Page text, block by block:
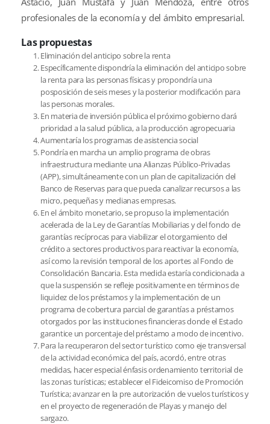
profesionales de la economía y del ámbito empresarial.
Las propuestas
Eliminación del anticipo sobre la renta
Específicamente dispondría la eliminación del anticipo sobre
la renta para las personas físicas y propondría una
posposición de seis meses y la posterior modificación para
las personas morales.
En materia de inversión pública el próximo gobierno dará
prioridad a la salud pública, a la producción agropecuaria
Aumentaría los programas de asistencia social
Pondría en marcha un amplio programa de obras
infraestructura mediante una Alianzas Público-Privadas
(APP), simultáneamente con un plan de capitalización del
Banco de Reservas para que pueda canalizar recursos a las
micro, pequeñas y medianas empresas.
En el ámbito monetario, se propuso la implementación
acelerada de la Ley de Garantías Mobiliarias y del fondo de
garantías recíprocas para viabilizar el otorgamiento del
crédito a sectores productivos para reactivar la economía,
así como la revisión temporal de los aportes al Fondo de
Consolidación Bancaria. Esta medida estaría condicionada a
que la suspensión se refleje positivamente en términos de
liquidez de los préstamos y la implementación de un
programa de cobertura parcial de garantías a préstamos
otorgados por las instituciones financieras donde el Estado
garantice un porcentaje del préstamo a modo de incentivo.
Para la recuperaron del sector turístico como eje transversal
de la actividad económica del país, acordó, entre otras
medidas, hacer especial énfasis ordenamiento territorial de
las zonas turísticas; establecer el Fideicomiso de Promoción
Turística; avanzar en la pre autorización de vuelos turísticos y
en el proyecto de regeneración de Playas y manejo del
sargazo.